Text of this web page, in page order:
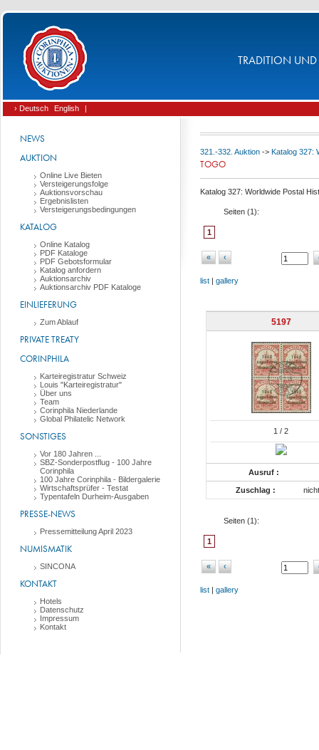
TRADITION UND
› Deutsch English |
NEWS
AUKTION
Online Live Bieten
Versteigerungsfolge
Auktionsvorschau
Ergebnislisten
Versteigerungsbedingungen
KATALOG
Online Katalog
PDF Kataloge
PDF Gebotsformular
Katalog anfordern
Auktionsarchiv
Auktionsarchiv PDF Kataloge
EINLIEFERUNG
Zum Ablauf
PRIVATE TREATY
CORINPHILA
Karteiregistratur Schweiz
Louis "Karteiregistratur"
Über uns
Team
Corinphila Niederlande
Global Philatelic Network
SONSTIGES
Vor 180 Jahren ...
SBZ-Sonderpostflug - 100 Jahre
Corinphila
100 Jahre Corinphila - Bildergalerie
Wirtschaftsprüfer - Testat
Typentafeln Durheim-Ausgaben
PRESSE-NEWS
Pressemitteilung April 2023
NUMISMATIK
SINCONA
KONTAKT
Hotels
Datenschutz
Impressum
Kontakt
321.-332. Auktion -> Katalog 327:
TOGO
Katalog 327: Worldwide Postal
Seiten (1):
1
« ‹
list | gallery
5197
1 / 2
Ausruf :
Zuschlag :
Seiten (1):
1
« ‹
list | gallery